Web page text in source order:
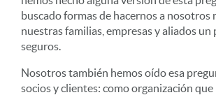
buscado formas de hacernos a nosotros
nuestras familias, empresas y aliados un
seguros.
Nosotros también hemos oído esa
socios y clientes: como organización que